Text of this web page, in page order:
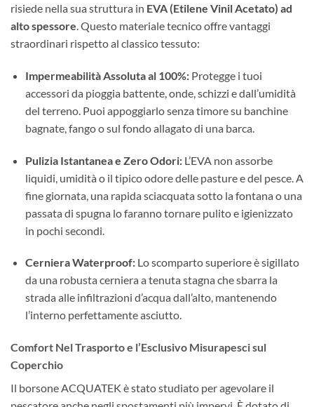
risiede nella sua struttura in EVA (Etilene Vinil Acetato) ad
alto spessore. Questo materiale tecnico offre vantaggi
straordinari rispetto al classico tessuto:
Impermeabilità Assoluta al 100%:Protegge i tuoi
accessori da pioggia battente, onde, schizzi e dall’umidità
del terreno. Puoi appoggiarlo senza timore su banchine
bagnate, fango o sul fondo allagato di una barca.
Pulizia Istantanea e Zero Odori:L’EVA non assorbe
liquidi, umidità o il tipico odore delle pasture e del pesce. A
fine giornata, una rapida sciacquata sotto la fontana o una
passata di spugna lo faranno tornare pulito e igienizzato
in pochi secondi.
Cerniera Waterproof:Lo scomparto superiore è sigillato
da una robusta cerniera a tenuta stagna che sbarra la
strada alle infiltrazioni d’acqua dall’alto, mantenendo
l’interno perfettamente asciutto.
Comfort Nel Trasporto e l’Esclusivo Misurapesci sul
Coperchio
Il borsone ACQUATEK è stato studiato per agevolare il